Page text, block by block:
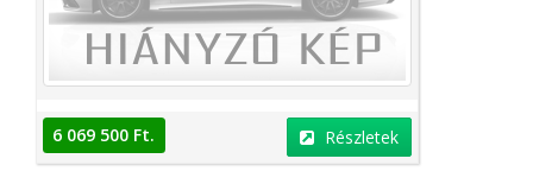
6 069 500 Ft. Részletek